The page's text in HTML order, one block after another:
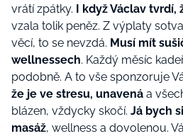
vrátí zpátky.
I když Václav tvrdí,
vzala tolik peněz. Z výplaty
věcí, to se nevzdá. Musí mít
wellnessech. Každý měsíc
podobně. A to vše sponzoruje
že je ve stresu, unavená a
blázen, vždycky skočí. Já bych
masáž, wellness a dovolenou.